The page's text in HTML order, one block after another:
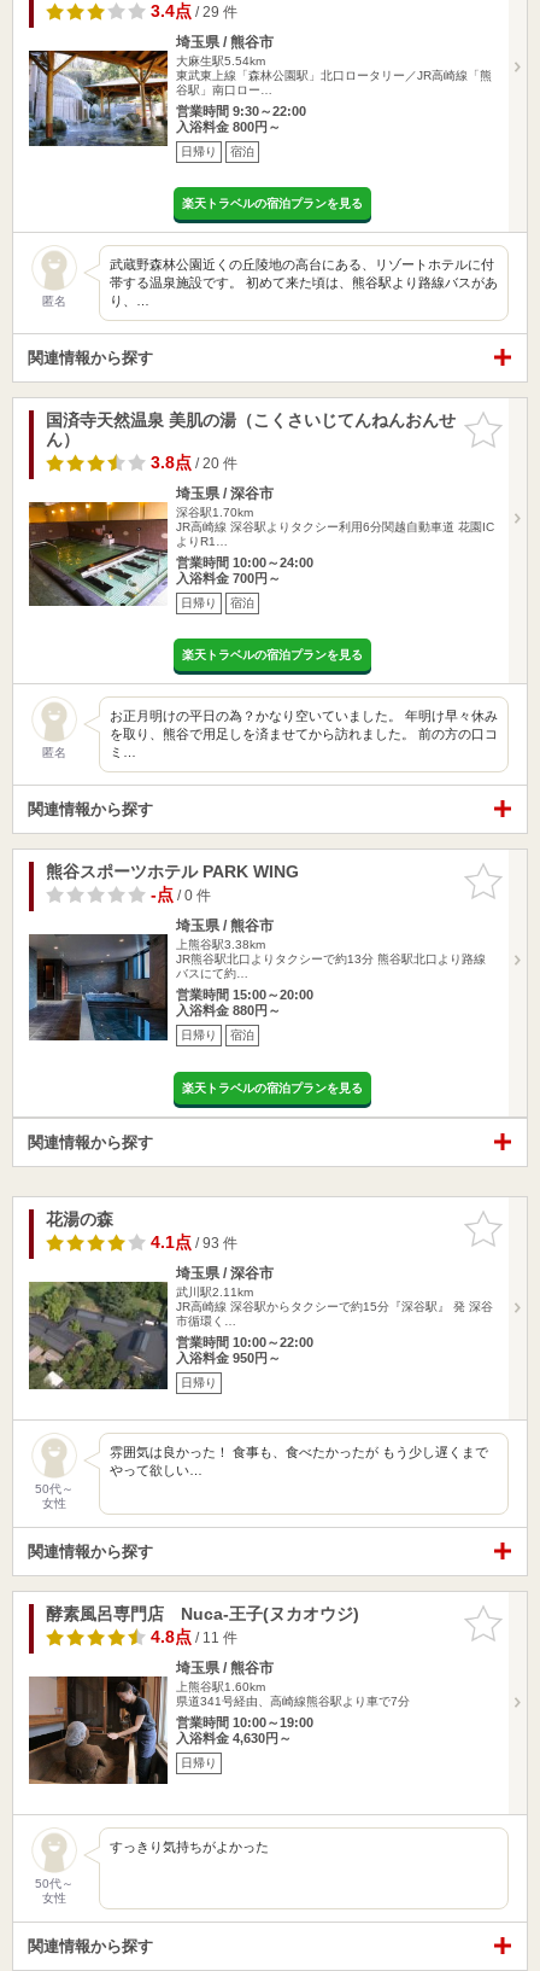
3.4点/ 29 件
埼玉県 / 熊谷市
大麻生駅5.54km
東武東上線「森林公園駅」北口ロータリー／JR高崎線「熊
谷駅」南口ロー…
営業時間 9:30～22:00
入浴料金 800円～
日帰り 宿泊
楽天トラベルの宿泊プランを見る
匿名
武蔵野森林公園近くの丘陵地の高台にある、リゾートホテルに付
帯する温泉施設です。 初めて来た頃は、熊谷駅より路線バスがあ
り、…
関連情報から探す
お気に入
りに追加
国済寺天然温泉 美肌の湯（こくさいじてんねんおんせ
ん）
3.8点/ 20 件
埼玉県 / 深谷市
深谷駅1.70km
JR高崎線 深谷駅よりタクシー利用6分関越自動車道 花園IC
よりR1…
営業時間 10:00～24:00
入浴料金 700円～
日帰り 宿泊
楽天トラベルの宿泊プランを見る
匿名
お正月明けの平日の為？かなり空いていました。 年明け早々休み
を取り、熊谷で用足しを済ませてから訪れました。 前の方の口コ
ミ…
関連情報から探す
お気に入
りに追加
熊谷スポーツホテル PARK WING
-点/ 0 件
埼玉県 / 熊谷市
上熊谷駅3.38km
JR熊谷駅北口よりタクシーで約13分 熊谷駅北口より路線
バスにて約…
営業時間 15:00～20:00
入浴料金 880円～
日帰り 宿泊
楽天トラベルの宿泊プランを見る
関連情報から探す
お気に入
りに追加
花湯の森
4.1点/ 93 件
埼玉県 / 深谷市
武川駅2.11km
JR高崎線 深谷駅からタクシーで約15分『深谷駅』 発 深谷
市循環く…
営業時間 10:00～22:00
入浴料金 950円～
日帰り
50代～
女性
雰囲気は良かった！ 食事も、食べたかったが もう少し遅くまで
やって欲しい…
関連情報から探す
お気に入
りに追加
酵素風呂専門店 Nuca-王子(ヌカオウジ)
4.8点/ 11 件
埼玉県 / 熊谷市
上熊谷駅1.60km
県道341号経由、高崎線熊谷駅より車で7分
営業時間 10:00～19:00
入浴料金 4,630円～
日帰り
50代～
女性
すっきり気持ちがよかった
関連情報から探す